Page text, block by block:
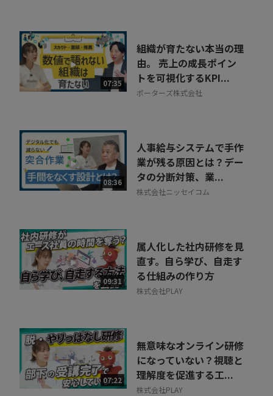
07:35
組織が育たない本当の理
由。 売上の成長ポイン
トを可視化するKPI...
ポーターズ株式会社
08:36
人事給与システムで手作
業が残る原因とは？デー
タの分断対策、業...
株式会社ニッセイコム
09:31
属人化した社内研修を見
直す。自ら学び、自走す
る仕組みの作り方
株式会社PLAY
07:22
無意味なオンライン研修
になっていない？視聴と
理解度を促進する工...
株式会社PLAY